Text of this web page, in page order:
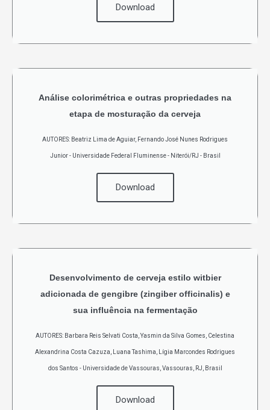
Download
Análise colorimétrica e outras propriedades na
etapa de mosturação da cerveja
AUTORES: Beatriz Lima de Aguiar, Fernando José Nunes Rodrigues
Junior - Universidade Federal Fluminense - Niterói/RJ - Brasil
Download
Desenvolvimento de cerveja estilo witbier
adicionada de gengibre (zingiber officinalis) e
sua influência na fermentação
AUTORES: Barbara Reis Selvati Costa, Yasmin da Silva Gomes, Celestina
Alexandrina Costa Cazuza, Luana Tashima, Lígia Marcondes Rodrigues
dos Santos - Universidade de Vassouras, Vassouras, RJ, Brasil
Download